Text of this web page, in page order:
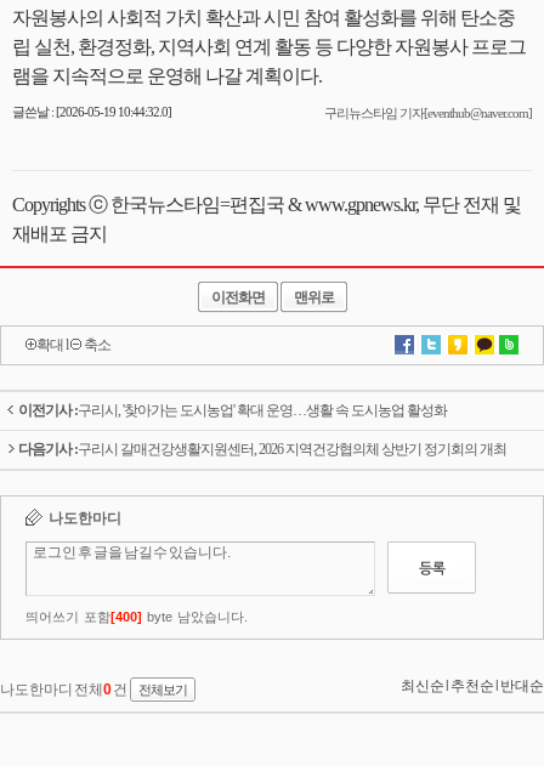
자원봉사의 사회적 가치 확산과 시민 참여 활성화를 위해 탄소중
립 실천, 환경정화, 지역사회 연계 활동 등 다양한 자원봉사 프로그
램을 지속적으로 운영해 나갈 계획이다.
글쓴날 : [2026-05-19 10:44:32.0] 구리뉴스타임 기자[eventhub@naver.com]
Copyrights ⓒ 한국뉴스타임=편집국 & www.gpnews.kr, 무단 전재 및
재배포 금지
이전화면 맨위로
확대l 축소
이전기사 :구리시, '찾아가는 도시농업' 확대 운영…생활 속 도시농업 활성화
다음기사 :구리시 갈매건강생활지원센터, 2026 지역건강협의체 상반기 정기회의 개최